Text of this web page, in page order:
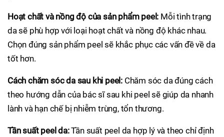
Hoạt chất và nồng độ của sản phẩm peel: Mỗi tình trạng
da sẽ phù hợp với loại hoạt chất và nồng độ khác nhau.
Chọn đúng sản phẩm peel sẽ khắc phục các vấn đề về da
tốt hơn.
Cách chăm sóc da sau khi peel: Chăm sóc da đúng cách
theo hướng dẫn của bác sĩ sau khi peel sẽ giúp da nhanh
lành và hạn chế bị nhiễm trùng, tổn thương.
Tần suất peel da:Tần suất peel da hợp lý và theo chỉ định